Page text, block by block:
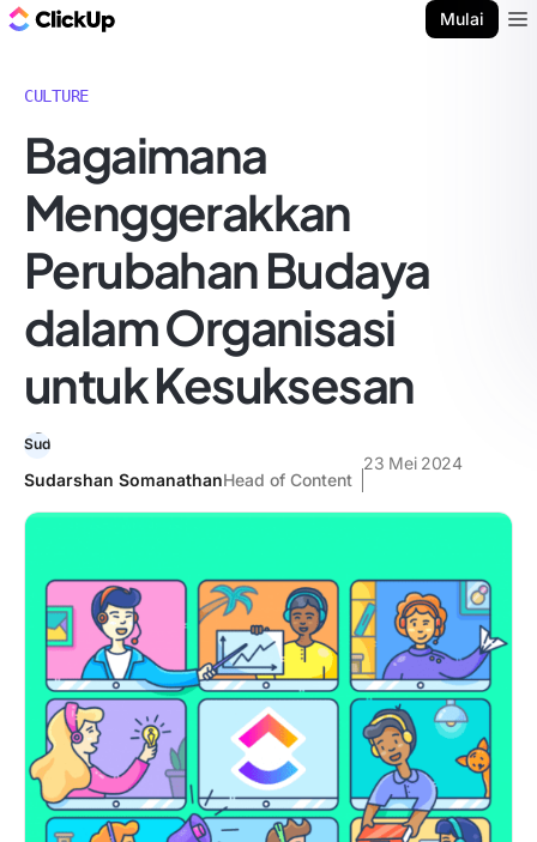
Mulai
CULTURE
Bagaimana
Menggerakkan
Perubahan Budaya
dalam Organisasi
untuk Kesuksesan
Sudarshan SomanathanHead of Content
23 Mei 2024